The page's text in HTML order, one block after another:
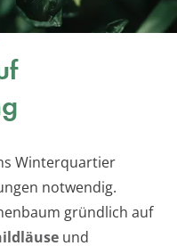
Winterquartier
notwendig.
gründlich auf
und